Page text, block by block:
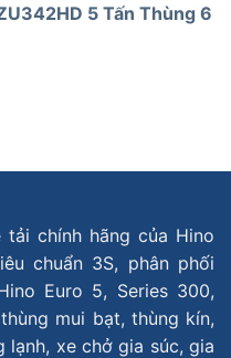
5 Tấn Thùng 6
chính hãng của Hino
chuẩn 3S, phân phối
Euro 5, Series 300,
mui bạt, thùng kín,
xe chở gia súc, gia